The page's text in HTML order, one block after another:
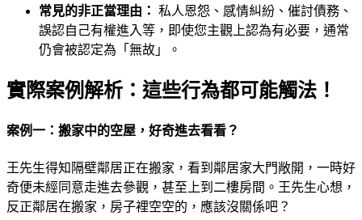
常見的非正當理由： 私人恩怨、感情糾紛、催討債務、
誤認自己有權進入等，即使您主觀上認為有必要，通常
仍會被認定為「無故」。
實際案例解析：這些行為都可能觸法！
案例一：搬家中的空屋，好奇進去看看？
王先生得知隔壁鄰居正在搬家，看到鄰居家大門敞開，一時好
奇便未經同意走進去參觀，甚至上到二樓房間。王先生心想，
反正鄰居在搬家，房子裡空空的，應該沒關係吧？